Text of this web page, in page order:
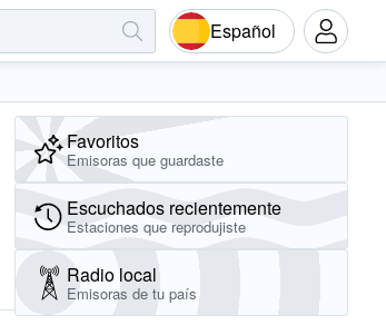
Español
Favoritos
Emisoras que guardaste
Escuchados recientemente
Estaciones que reprodujiste
Radio local
Emisoras de tu país